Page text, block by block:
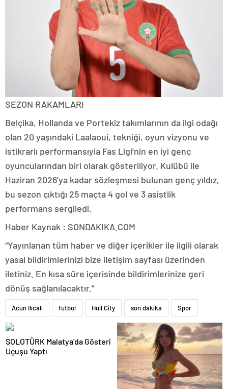
SEZON RAKAMLARI
Belçika, Hollanda ve Portekiz takımlarının da ilgi odağı
olan 20 yaşındaki Laalaoui, tekniği, oyun vizyonu ve
istikrarlı performansıyla Fas Ligi’nin en iyi genç
oyuncularından biri olarak gösteriliyor. Kulübü ile
Haziran 2026’ya kadar sözleşmesi bulunan genç yıldız,
bu sezon çıktığı 25 maçta 4 gol ve 3 asistlik
performans sergiledi.
Haber Kaynak : SONDAKIKA.COM
“Yayınlanan tüm haber ve diğer içerikler ile ilgili olarak
yasal bildirimlerinizi bize iletişim sayfası üzerinden
iletiniz. En kısa süre içerisinde bildirimlerinize geri
dönüş sağlanılacaktır.”
Acun Ilıcalı futbol Hull City son dakika Spor
SOLOTÜRK Malatya’da Gösteri
Uçuşu Yaptı